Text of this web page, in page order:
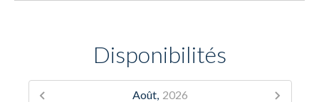
Disponibilités
Août, 2026